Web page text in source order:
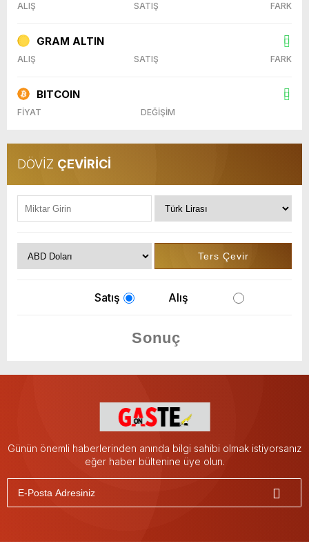
ALIŞ SATIŞ FARK
GRAM ALTIN
ALIŞ SATIŞ FARK
BITCOIN
FİYAT DEĞİŞİM
DÖVİZ ÇEVİRİCİ
Satış Alış
Günün önemli haberlerinden anında bilgi sahibi olmak istiyorsanız
eğer haber bültenine üye olun.